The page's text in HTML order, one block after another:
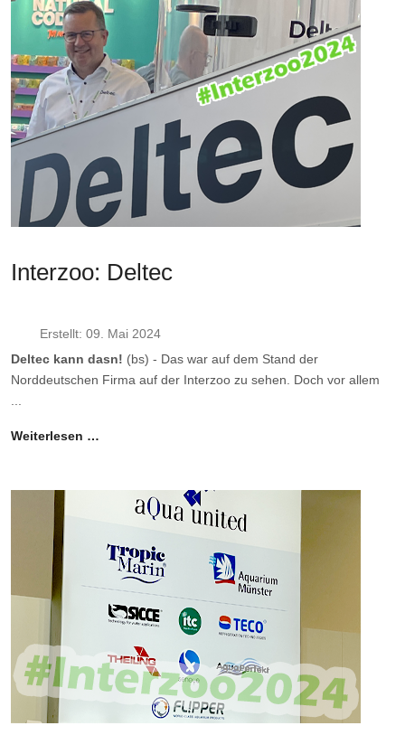
Interzoo: Deltec
Erstellt: 09. Mai 2024
Deltec kann dasn! (bs) - Das war auf dem Stand der
Norddeutschen Firma auf der Interzoo zu sehen. Doch vor allem
...
Weiterlesen …